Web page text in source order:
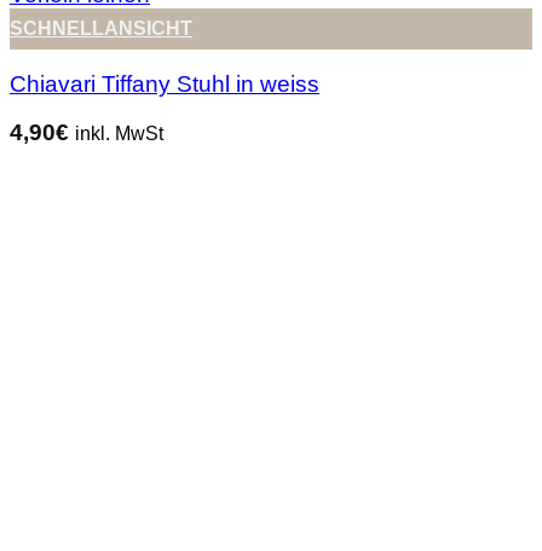
SCHNELLANSICHT
Chiavari Tiffany Stuhl in weiss
4,90€ inkl. MwSt